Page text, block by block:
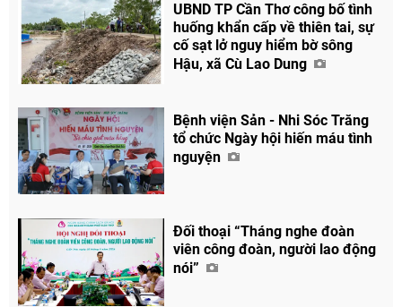
UBND TP Cần Thơ công bố tình
huống khẩn cấp về thiên tai, sự
cố sạt lở nguy hiểm bờ sông
Hậu, xã Cù Lao Dung
Bệnh viện Sản - Nhi Sóc Trăng
tổ chức Ngày hội hiến máu tình
nguyện
Đối thoại “Tháng nghe đoàn
viên công đoàn, người lao động
nói”